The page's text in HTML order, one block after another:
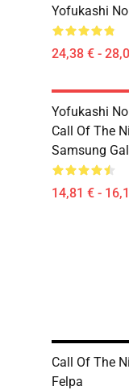
Yofukashi
24,38 € -
Yofukashi
Call Of The
Samsung
14,81 € -
Call Of The
Felpa